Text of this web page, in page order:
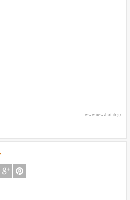
www.newsbomb.gr